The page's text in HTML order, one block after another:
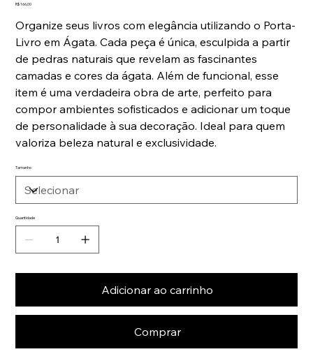
Preço
R$ 166,00
Organize seus livros com elegância utilizando o Porta-
Livro em Ágata. Cada peça é única, esculpida a partir
de pedras naturais que revelam as fascinantes
camadas e cores da ágata. Além de funcional, esse
item é uma verdadeira obra de arte, perfeito para
compor ambientes sofisticados e adicionar um toque
de personalidade à sua decoração. Ideal para quem
valoriza beleza natural e exclusividade.
Tamanho
Quantidade
Adicionar ao carrinho
Comprar